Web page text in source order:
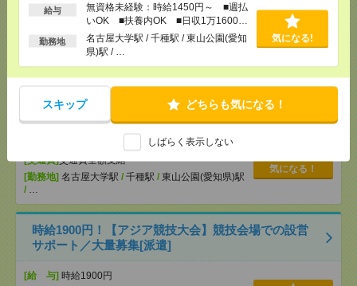
給与
無資格未経験：時給1450円～ ■週払
いOK ■扶養内OK ■日収1万1600円
以上
勤務地
名古屋大学駅 / 千種駅 / 東山公園(愛知
県)駅 / …
気になる!
スキップ どちらも気になる！
しばらく表示しない
OK ■扶養内OK ■日収1万1600円以上
交通費全額支給
[勤務地]小牧駅/ 小牧原駅/味岡駅/…
気になる！
【オープニング募集】おばあちゃんのお散歩付き添
いも仕事の1つ[派遣]
OK ■扶養内OK ■日収1万1600円以上
[交通費]交通費全額支給
[勤務地] 名古屋大学駅 / 千種駅 / 東山公園(愛知県)駅
/ …
気になる！
時給1900円！【アジア競技大会】競技会場での設営
サポート／大量募集[派遣]
[給 与] 時給1900円